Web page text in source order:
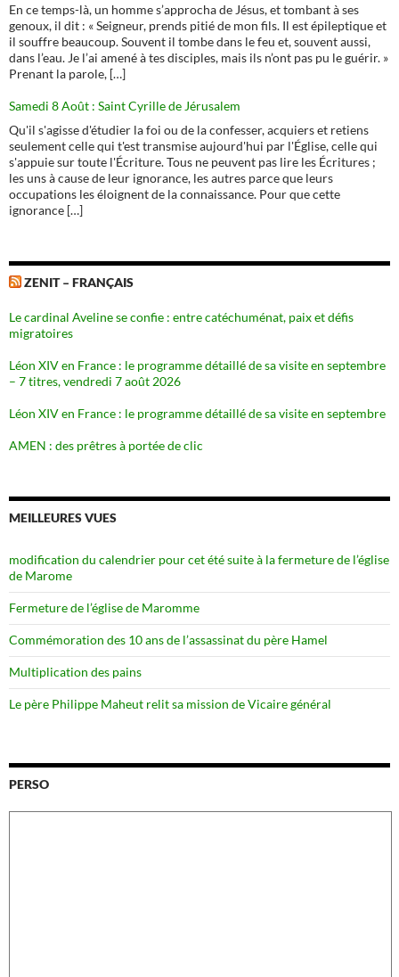
En ce temps-là, un homme s’approcha de Jésus, et tombant à ses
genoux, il dit : « Seigneur, prends pitié de mon fils. Il est épileptique et
il souffre beaucoup. Souvent il tombe dans le feu et, souvent aussi,
dans l’eau. Je l’ai amené à tes disciples, mais ils n’ont pas pu le guérir. »
Prenant la parole, […]
Samedi 8 Août : Saint Cyrille de Jérusalem
Qu'il s'agisse d'étudier la foi ou de la confesser, acquiers et retiens
seulement celle qui t'est transmise aujourd'hui par l'Église, celle qui
s'appuie sur toute l'Écriture. Tous ne peuvent pas lire les Écritures ;
les uns à cause de leur ignorance, les autres parce que leurs
occupations les éloignent de la connaissance. Pour que cette
ignorance […]
ZENIT – FRANÇAIS
Le cardinal Aveline se confie : entre catéchuménat, paix et défis
migratoires
Léon XIV en France : le programme détaillé de sa visite en septembre
– 7 titres, vendredi 7 août 2026
Léon XIV en France : le programme détaillé de sa visite en septembre
AMEN : des prêtres à portée de clic
MEILLEURES VUES
modification du calendrier pour cet été suite à la fermeture de l’église
de Marome
Fermeture de l’église de Maromme
Commémoration des 10 ans de l’assassinat du père Hamel
Multiplication des pains
Le père Philippe Maheut relit sa mission de Vicaire général
PERSO